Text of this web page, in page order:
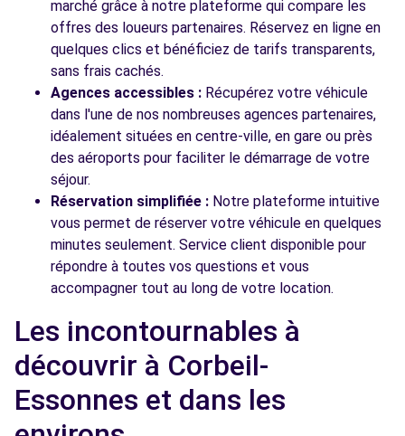
marché grâce à notre plateforme qui compare les
offres des loueurs partenaires. Réservez en ligne en
quelques clics et bénéficiez de tarifs transparents,
sans frais cachés.
Agences accessibles : Récupérez votre véhicule
dans l'une de nos nombreuses agences partenaires,
idéalement situées en centre-ville, en gare ou près
des aéroports pour faciliter le démarrage de votre
séjour.
Réservation simplifiée : Notre plateforme intuitive
vous permet de réserver votre véhicule en quelques
minutes seulement. Service client disponible pour
répondre à toutes vos questions et vous
accompagner tout au long de votre location.
Les incontournables à
découvrir à Corbeil-
Essonnes et dans les